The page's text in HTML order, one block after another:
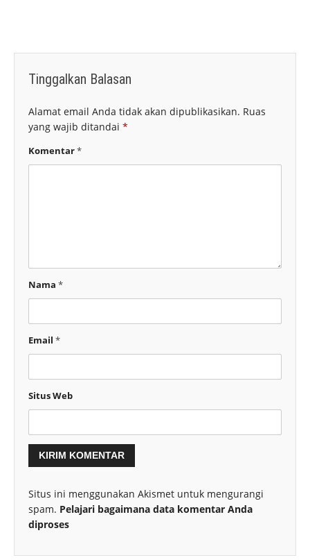
Tinggalkan Balasan
Alamat email Anda tidak akan dipublikasikan. Ruas
yang wajib ditandai *
Komentar*
Nama *
Email *
Situs Web
Situs ini menggunakan Akismet untuk mengurangi
spam. Pelajari bagaimana data komentar Anda
diproses